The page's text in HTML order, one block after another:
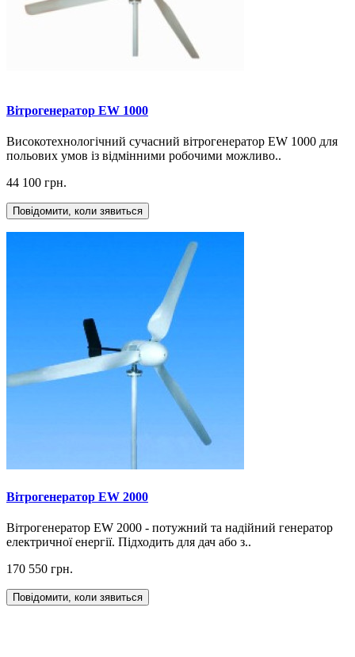
Вітрогенератор EW 1000
Високотехнологічний сучасний вітрогенератор EW 1000 для
польових умов із відмінними робочими можливо..
44 100 грн.
Повідомити, коли зявиться
Вітрогенератор EW 2000
Вітрогенератор EW 2000 - потужний та надійний генератор
електричної енергії. Підходить для дач або з..
170 550 грн.
Повідомити, коли зявиться